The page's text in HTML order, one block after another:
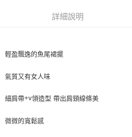
付款後7-11取貨
每筆NT$80，滿NT$1,000(含以上)免運費
宅配(外島)
詳細說明
輕盈飄逸的魚尾裙擺
氣質又有女人味
細肩帶+v領造型 帶出肩頸線條美
微微的寬鬆感